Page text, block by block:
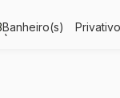
Banheiro(s)